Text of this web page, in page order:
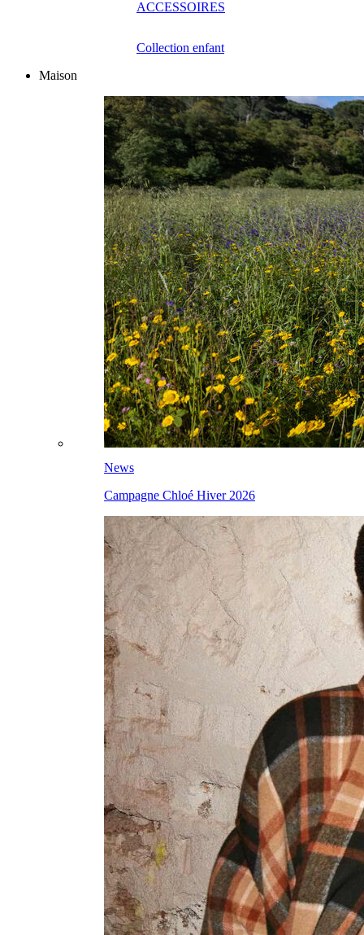
ACCESSOIRES
Collection enfant
Maison
News
Campagne Chloé Hiver 2026